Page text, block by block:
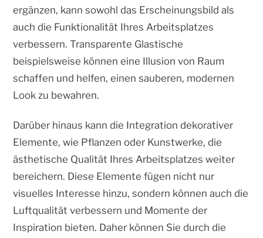
ergänzen, kann sowohl das Erscheinungsbild als
auch die Funktionalität Ihres Arbeitsplatzes
verbessern. Transparente Glastische
beispielsweise können eine Illusion von Raum
schaffen und helfen, einen sauberen, modernen
Look zu bewahren.
Darüber hinaus kann die Integration dekorativer
Elemente, wie Pflanzen oder Kunstwerke, die
ästhetische Qualität Ihres Arbeitsplatzes weiter
bereichern. Diese Elemente fügen nicht nur
visuelles Interesse hinzu, sondern können auch die
Luftqualität verbessern und Momente der
Inspiration bieten. Daher können Sie durch die